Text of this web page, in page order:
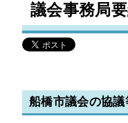
議会事務局
船橋市議会の協